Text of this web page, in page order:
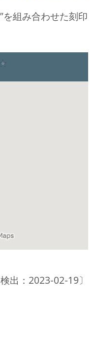
を組み合わせた刻印
検出：2023-02-19〕